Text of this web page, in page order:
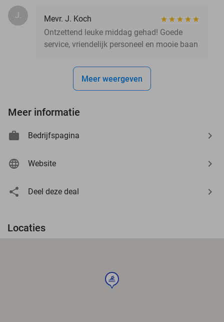
J.
Mevr. J. Koch
Ontzettend leuke middag gehad! Goede
service, vriendelijk personeel en mooie baan
Meer weergeven
Meer informatie
Bedrijfspagina
Website
Deel deze deal
Locaties
sport